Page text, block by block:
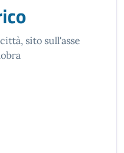
sito sull'asse